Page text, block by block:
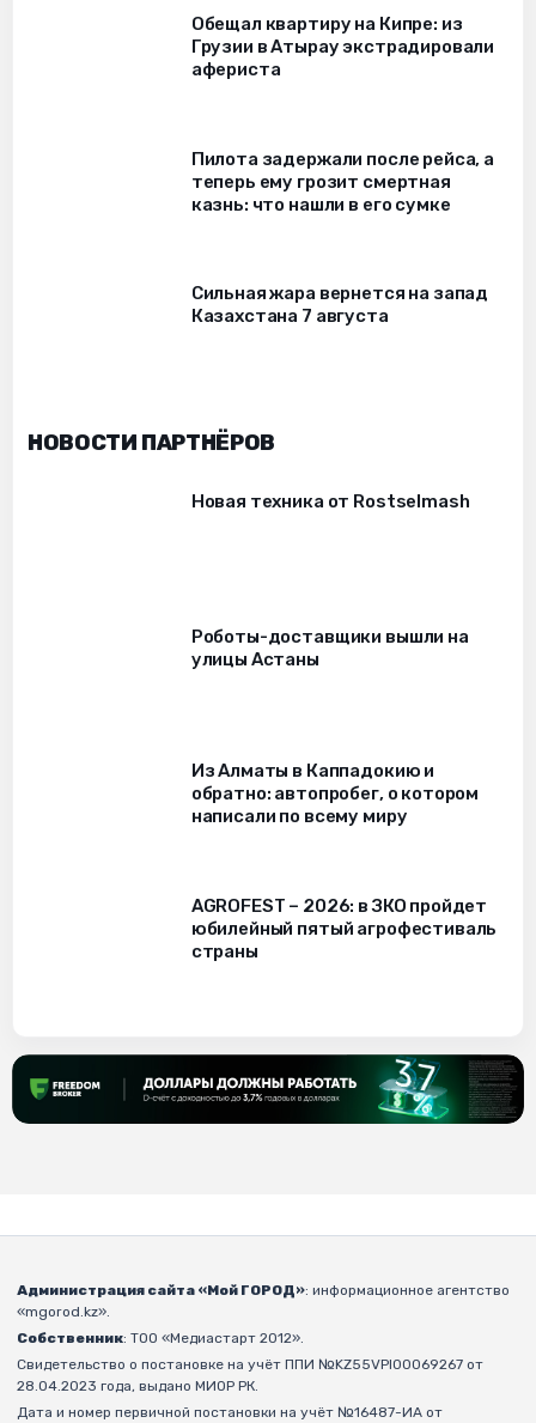
Обещал квартиру на Кипре: из
Грузии в Атырау экстрадировали
афериста
Пилота задержали после рейса, а
теперь ему грозит смертная
казнь: что нашли в его сумке
Сильная жара вернется на запад
Казахстана 7 августа
НОВОСТИ ПАРТНЁРОВ
Новая техника от Rostselmash
Роботы-доставщики вышли на
улицы Астаны
Из Алматы в Каппадокию и
обратно: автопробег, о котором
написали по всему миру
AGROFEST – 2026: в ЗКО пройдет
юбилейный пятый агрофестиваль
страны
Администрация сайта «Мой ГОРОД»: информационное агентство
«mgorod.kz».
Собственник: ТОО «Медиастарт 2012».
Свидетельство о постановке на учёт ППИ №KZ55VPI00069267 от
28.04.2023 года, выдано МИОР РК.
Дата и номер первичной постановки на учёт №16487-ИА от